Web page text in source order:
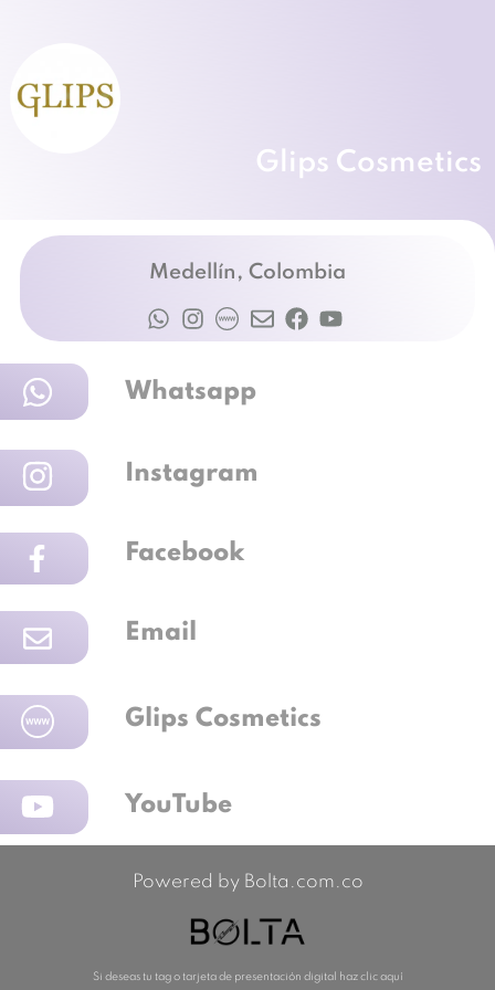
Glips Cosmetics
Medellín, Colombia
Whatsapp
Instagram
Facebook
Email
Glips Cosmetics
YouTube
Powered by Bolta.com.co
Si deseas tu tag o tarjeta de presentación digital haz clic aquí